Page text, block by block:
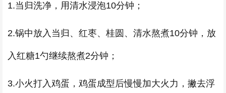
1.当归洗净，用清水浸泡10分钟；
2.锅中放入当归、红枣、桂圆、清水熬煮10分钟，放
入红糖1勺继续熬煮2分钟；
3.小火打入鸡蛋，鸡蛋成型后慢慢加大火力，撇去浮